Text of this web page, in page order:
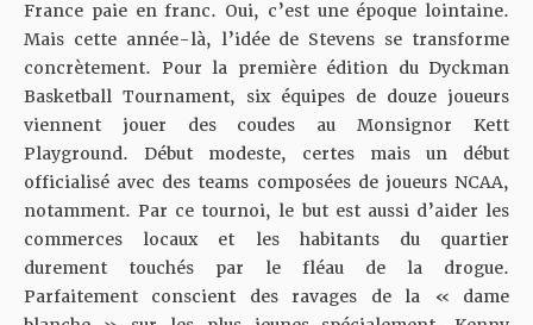
France paie en franc. Oui, c’est une époque lointaine.
Mais cette année-là, l’idée de Stevens se transforme
concrètement. Pour la première édition du Dyckman
Basketball Tournament, six équipes de douze joueurs
viennent jouer des coudes au Monsignor Kett
Playground. Début modeste, certes mais un début
officialisé avec des teams composées de joueurs NCAA,
notamment. Par ce tournoi, le but est aussi d’aider les
commerces locaux et les habitants du quartier
durement touchés par le fléau de la drogue.
Parfaitement conscient des ravages de la « dame